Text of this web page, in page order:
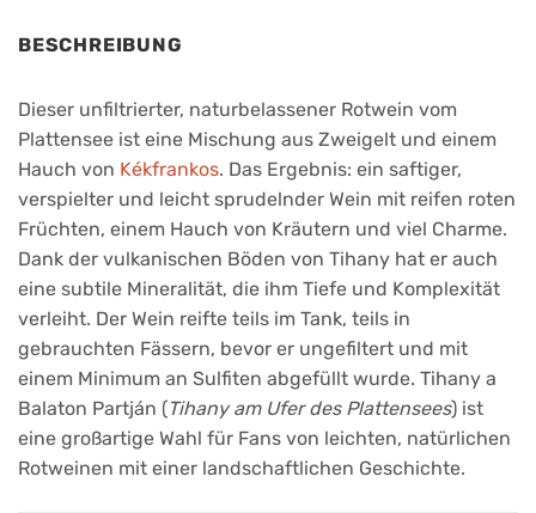
BESCHREIBUNG
Dieser unfiltrierter, naturbelassener Rotwein vom
Plattensee ist eine Mischung aus Zweigelt und einem
Hauch von Kékfrankos. Das Ergebnis: ein saftiger,
verspielter und leicht sprudelnder Wein mit reifen roten
Früchten, einem Hauch von Kräutern und viel Charme.
Dank der vulkanischen Böden von Tihany hat er auch
eine subtile Mineralität, die ihm Tiefe und Komplexität
verleiht. Der Wein reifte teils im Tank, teils in
gebrauchten Fässern, bevor er ungefiltert und mit
einem Minimum an Sulfiten abgefüllt wurde. Tihany a
Balaton Partján (Tihany am Ufer des Plattensees) ist
eine großartige Wahl für Fans von leichten, natürlichen
Rotweinen mit einer landschaftlichen Geschichte.